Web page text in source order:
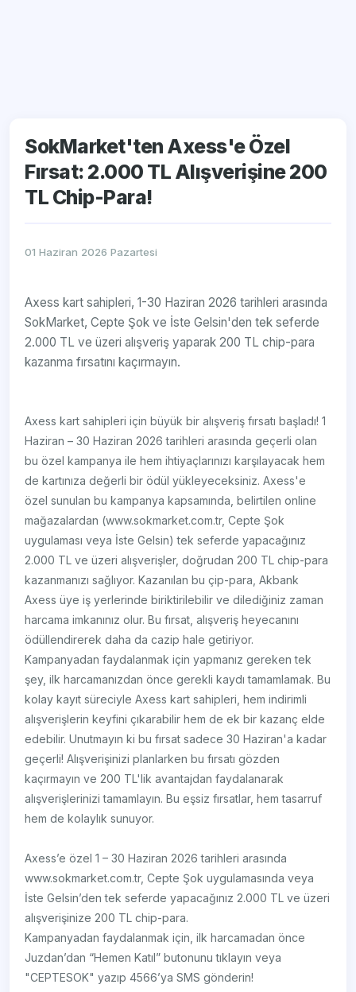
SokMarket'ten Axess'e Özel
Fırsat: 2.000 TL Alışverişine 200
TL Chip-Para!
01 Haziran 2026 Pazartesi
Axess kart sahipleri, 1-30 Haziran 2026 tarihleri arasında
SokMarket, Cepte Şok ve İste Gelsin'den tek seferde
2.000 TL ve üzeri alışveriş yaparak 200 TL chip-para
kazanma fırsatını kaçırmayın.
Axess kart sahipleri için büyük bir alışveriş fırsatı başladı! 1
Haziran – 30 Haziran 2026 tarihleri arasında geçerli olan
bu özel kampanya ile hem ihtiyaçlarınızı karşılayacak hem
de kartınıza değerli bir ödül yükleyeceksiniz. Axess'e
özel sunulan bu kampanya kapsamında, belirtilen online
mağazalardan (www.sokmarket.com.tr, Cepte Şok
uygulaması veya İste Gelsin) tek seferde yapacağınız
2.000 TL ve üzeri alışverişler, doğrudan 200 TL chip-para
kazanmanızı sağlıyor. Kazanılan bu çip-para, Akbank
Axess üye iş yerlerinde biriktirilebilir ve dilediğiniz zaman
harcama imkanınız olur. Bu fırsat, alışveriş heyecanını
ödüllendirerek daha da cazip hale getiriyor.
Kampanyadan faydalanmak için yapmanız gereken tek
şey, ilk harcamanızdan önce gerekli kaydı tamamlamak. Bu
kolay kayıt süreciyle Axess kart sahipleri, hem indirimli
alışverişlerin keyfini çıkarabilir hem de ek bir kazanç elde
edebilir. Unutmayın ki bu fırsat sadece 30 Haziran'a kadar
geçerli! Alışverişinizi planlarken bu fırsatı gözden
kaçırmayın ve 200 TL'lik avantajdan faydalanarak
alışverişlerinizi tamamlayın. Bu eşsiz fırsatlar, hem tasarruf
hem de kolaylık sunuyor.
Axess’e özel 1 – 30 Haziran 2026 tarihleri arasında
www.sokmarket.com.tr, Cepte Şok uygulamasında veya
İste Gelsin’den tek seferde yapacağınız 2.000 TL ve üzeri
alışverişinize 200 TL chip-para.
Kampanyadan faydalanmak için, ilk harcamadan önce
Juzdan’dan “Hemen Katıl” butonunu tıklayın veya
"CEPTESOK" yazıp 4566’ya SMS gönderin!